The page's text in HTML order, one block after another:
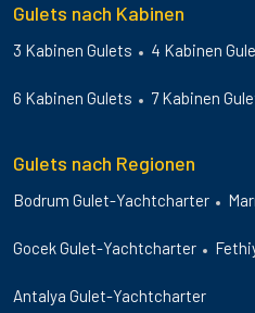
Gulets nach Kabinen
3 Kabinen Gulets 4 Kabinen
6 Kabinen Gulets 7 Kabinen
Gulets nach Regionen
Bodrum Gulet-Yachtcharter
Gocek Gulet-Yachtcharter
Antalya Gulet-Yachtcharter